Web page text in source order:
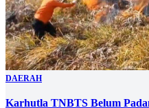
DAERAH
Karhutla TNBTS Belum